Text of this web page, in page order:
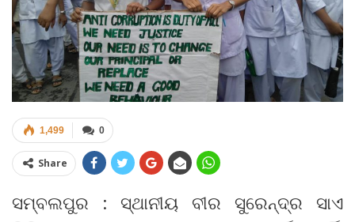
0
1,499
Share
ସମ୍ବଲପୁର : ସ୍ଥାନୀୟ ବୀର ସୁରେନ୍ଦ୍ର ସାଏ